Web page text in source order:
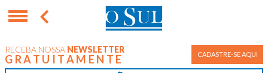
RECEBA NOSSA NEWSLETTER
GRATUITAMENTE CADASTRE-SE AQUI